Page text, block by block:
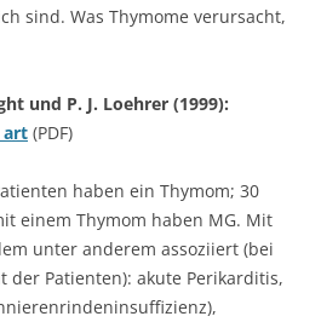
sind. Was Thymome verursacht,
und P. J. Loehrer (1999):
art (PDF)
haben ein Thymom; 30
einem Thymom haben MG. Mit
unter anderem assoziiert (bei
der Patienten): akute Perikarditis,